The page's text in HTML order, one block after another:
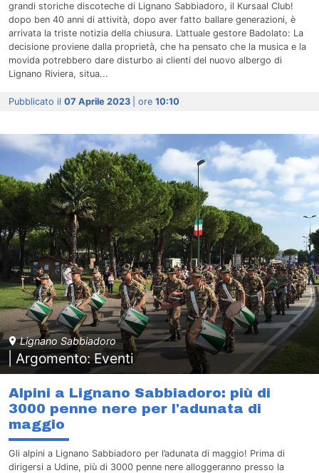
grandi storiche discoteche di Lignano Sabbiadoro, il Kursaal Club!
dopo ben 40 anni di attività, dopo aver fatto ballare generazioni, è
arrivata la triste notizia della chiusura. L’attuale gestore Badolato: La
decisione proviene dalla proprietà, che ha pensato che la musica e la
movida potrebbero dare disturbo ai clienti del nuovo albergo di
Lignano Riviera, situa...
Pubblicato il 07 Aprile 2023 | ore 10:10
Lignano Sabbiadoro
| Argomento: Eventi
Alpini a Lignano Sabbiadoro: più di
3000 penne nere per l'adunata di
maggio
Gli alpini a Lignano Sabbiadoro per l’adunata di maggio! Prima di
dirigersi a Udine, più di 3000 penne nere alloggeranno presso la